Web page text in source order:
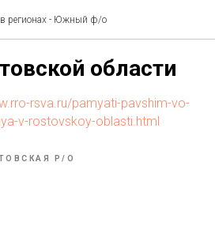
в регионах - Южный ф/о
области
rsva.ru/pamyati-pavshim-vo-
v-rostovskoy-oblasti.html
Р/О